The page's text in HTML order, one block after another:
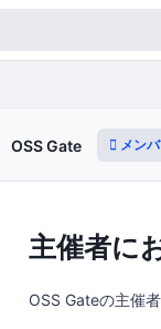
OSS Gate メン
主催者に
OSS Gateの主催